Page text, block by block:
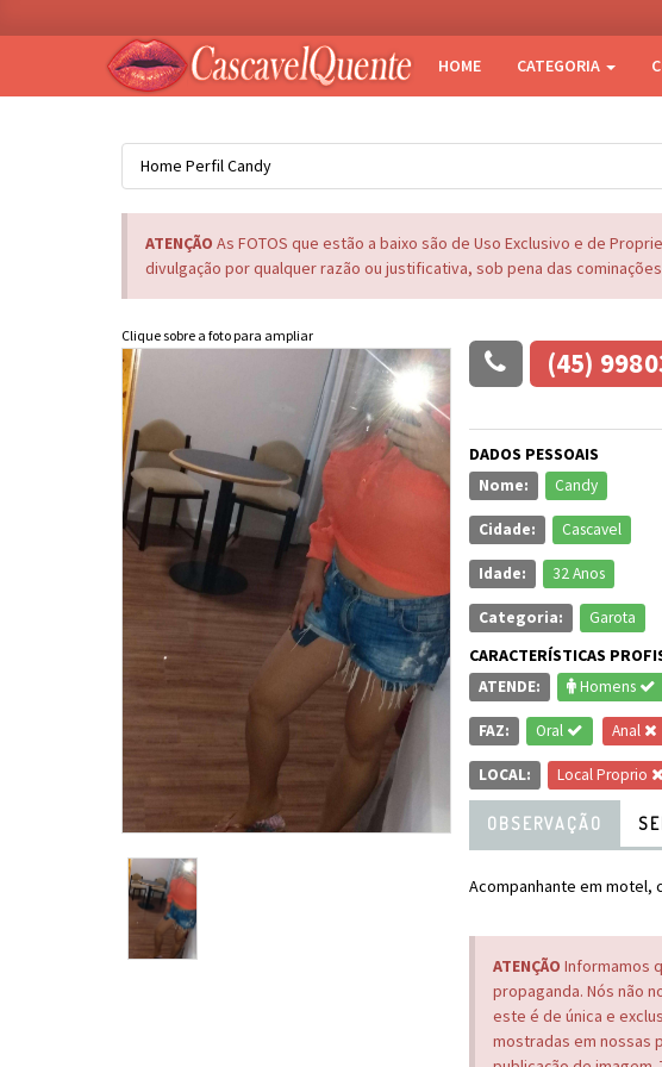
HOME CATEGORIA
Home PerfilCandy
ATENÇÃO As FOTOS que estão a baixo são de Uso Exclusivo e de
divulgação por qualquer razão ou justificativa, sob pena das
Clique sobre a foto para ampliar
(45)
DADOS PESSOAIS
Nome: Candy
Cidade: Cascavel
Idade: 32 Anos
Categoria: Garota
CARACTERÍSTICAS
ATENDE: Homens
FAZ: Oral Anal
LOCAL: Local Proprio
OBSERVAÇÃO
Acompanhante em motel,
ATENÇÃO Informamos
propaganda. Nós não
este é de única e
mostradas em nossas